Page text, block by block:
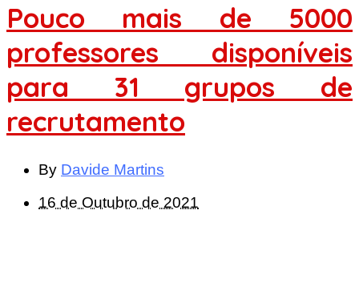
Pouco mais de 5000
professores disponíveis
para 31 grupos de
recrutamento
By Davide Martins
16 de Outubro de 2021